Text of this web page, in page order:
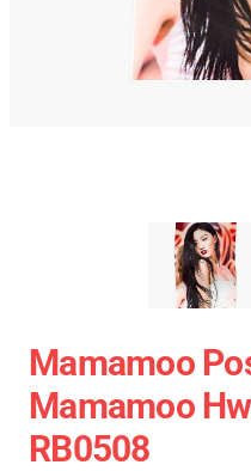
Mamamoo
Mamamoo
RB0508